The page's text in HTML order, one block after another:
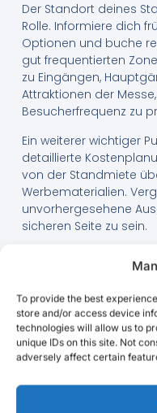
To provide the best
store and/or access device
technologies will allow us to
unique IDs on this site. Not
adversely affect certain
Der Standort deines
Rolle. Informiere dich
Optionen und buche
gut frequentierten
zu Eingängen,
Attraktionen der
Besucherfrequenz zu
Ein weiterer wichtiger
detaillierte
von der Standmiete
Werbematerialien.
unvorhergesehene
sicheren Seite zu sein.
Kreative
Besucher
Stand
Ein ansprechendes
Besucher auf deinen
Farben, Banner und
der Messebesucher